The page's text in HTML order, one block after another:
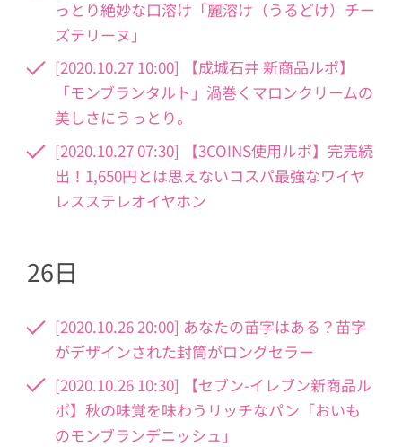
っとり絶妙な口溶け「麗溶け（うるどけ）チー
ズテリーヌ」
[2020.10.27 10:00] 【成城石井 新商品ルポ】
「モンブランタルト」渦巻くマロンクリームの
美しさにうっとり。
[2020.10.27 07:30] 【3COINS使用ルポ】完売続
出！1,650円とは思えないコスパ最強なワイヤ
レスステレオイヤホン
26日
[2020.10.26 20:00] あなたの苗字はある？苗字
がデザインされた封筒がロングセラー
[2020.10.26 10:30] 【セブン-イレブン新商品ル
ポ】秋の味覚を味わうリッチなパン「おいも
のモンブランデニッシュ」